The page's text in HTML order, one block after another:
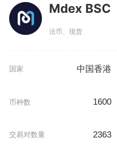
Mdex BSC
法币、现货
国家 中国香港
币种数 1600
交易对数量 2363